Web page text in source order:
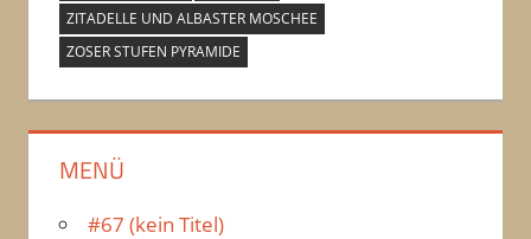
ZITADELLE UND ALBASTER MOSCHEE
ZOSER STUFEN PYRAMIDE
MENÜ
#67 (kein Titel)